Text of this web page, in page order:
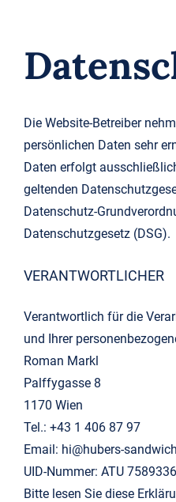
Die Website-Betreiber
persönlichen Daten sehr
Daten erfolgt
geltenden
Datenschutz-
Datenschutzgesetz (DSG).
VERANTWORTLICHER
Verantwortlich für die
und Ihrer
Roman Markl
Palffygasse 8
1170 Wien
Tel.: +43 1 406 87 97
Email: hi@hubers-
UID-Nummer: ATU 7589336
Bitte lesen Sie diese